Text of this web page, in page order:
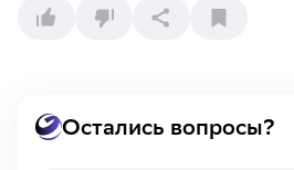
Остались вопросы?